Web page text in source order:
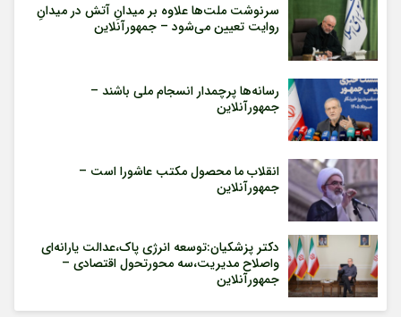
سرنوشت ملت‌ها علاوه بر میدانِ آتش در میدانِ
روایت تعیین می‌شود – جمهورآنلاین
رسانه‌ها پرچمدار انسجام ملی باشند –
جمهورآنلاین
انقلاب ما محصول مکتب عاشورا است –
جمهورآنلاین
دکتر پزشکیان:توسعه انرژی پاک،عدالت یارانه‌ای
واصلاح مدیریت،سه محورتحول اقتصادی –
جمهورآنلاین